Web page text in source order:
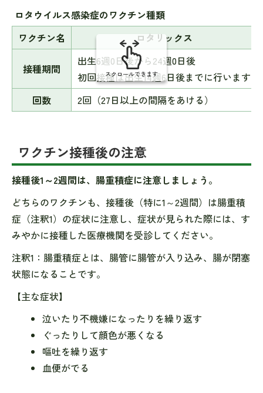
み
の
ロタウイルス感染症のワクチン種類
ワクチン名
ロタリックス
接種期間
出生6週0日後から24週0日後
初回接種は出生14週6日後までに行います
回数
2回（27日以上の間隔をあける）
スクロールできます
ワクチン接種後の注意
接種後1～2週間は、腸重積症に注意しましょう。
どちらのワクチンも、接種後（特に1～2週間）は腸重積
症（注釈1）の症状に注意し、症状が見られた際には、す
みやかに接種した医療機関を受診してください。
注釈1：腸重積症とは、腸管に腸管が入り込み、腸が閉塞
状態になることです。
【主な症状】
泣いたり不機嫌になったりを繰り返す
ぐったりして顔色が悪くなる
嘔吐を繰り返す
血便がでる